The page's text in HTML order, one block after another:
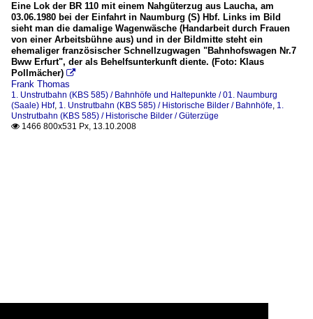
Eine Lok der BR 110 mit einem Nahgüterzug aus Laucha, am
03.06.1980 bei der Einfahrt in Naumburg (S) Hbf. Links im Bild
sieht man die damalige Wagenwäsche (Handarbeit durch Frauen
von einer Arbeitsbühne aus) und in der Bildmitte steht ein
ehemaliger französischer Schnellzugwagen "Bahnhofswagen Nr.7
Bww Erfurt", der als Behelfsunterkunft diente. (Foto: Klaus
Pollmächer) 
Frank Thomas
1. Unstrutbahn (KBS 585) / Bahnhöfe und Haltepunkte / 01. Naumburg
(Saale) Hbf, 1. Unstrutbahn (KBS 585) / Historische Bilder / Bahnhöfe, 1.
Unstrutbahn (KBS 585) / Historische Bilder / Güterzüge
 1466 800x531 Px, 13.10.2008